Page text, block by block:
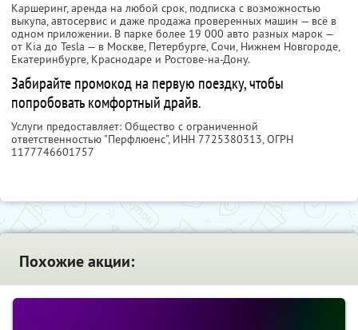
Каршеринг, аренда на любой срок, подписка с возможностью
выкупа, автосервис и даже продажа проверенных машин — всё в
одном приложении. В парке более 19 000 авто разных марок —
от Kia до Tesla — в Москве, Петербурге, Сочи, Нижнем Новгороде,
Екатеринбурге, Краснодаре и Ростове-на-Дону.
Забирайте промокод на первую поездку, чтобы
попробовать комфортный драйв.
Услуги предоставляет: Общество с ограниченной
ответственностью "Перфлюенс", ИНН 7725380313, ОГРН
1177746601757
Похожие акции: